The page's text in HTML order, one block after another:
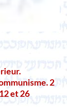
2
et 26